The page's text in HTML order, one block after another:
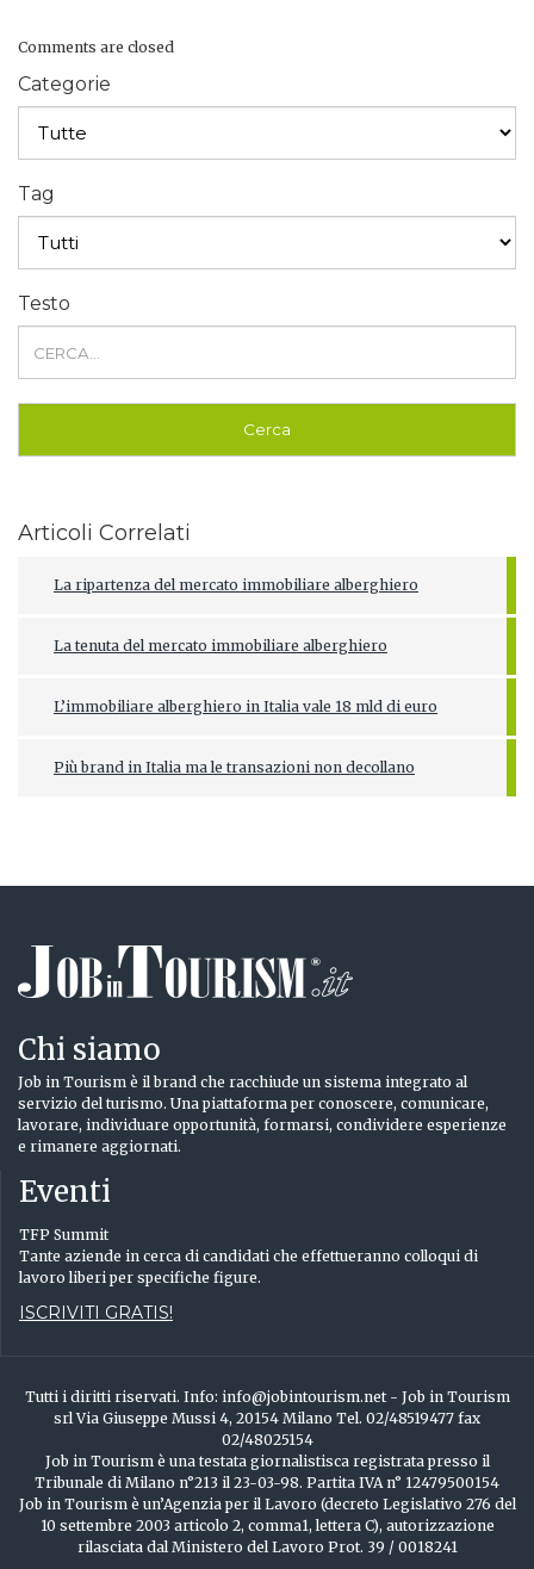
Comments are closed
Categorie
Tag
Testo
Articoli Correlati
La ripartenza del mercato immobiliare alberghiero
La tenuta del mercato immobiliare alberghiero
L’immobiliare alberghiero in Italia vale 18 mld di euro
Più brand in Italia ma le transazioni non decollano
Chi siamo
Job in Tourism è il brand che racchiude un sistema integrato al
servizio del turismo. Una piattaforma per conoscere, comunicare,
lavorare, individuare opportunità, formarsi, condividere esperienze
e rimanere aggiornati.
Eventi
TFP Summit
Tante aziende in cerca di candidati che effettueranno colloqui di
lavoro liberi per specifiche figure.
ISCRIVITI GRATIS!
Tutti i diritti riservati. Info: info@jobintourism.net - Job in Tourism
srl Via Giuseppe Mussi 4, 20154 Milano Tel. 02/48519477 fax
02/48025154
Job in Tourism è una testata giornalistisca registrata presso il
Tribunale di Milano n°213 il 23-03-98. Partita IVA n° 12479500154
Job in Tourism è un’Agenzia per il Lavoro (decreto Legislativo 276 del
10 settembre 2003 articolo 2, comma1, lettera C), autorizzazione
rilasciata dal Ministero del Lavoro Prot. 39 / 0018241